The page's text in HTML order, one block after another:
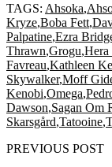
TAGS: Ahsoka,
Kryze,Boba Fett,
Palpatine,Ezra
Thrawn,Grogu,Hera
Favreau,Kathleen
Skywalker,Moff
Kenobi,Omega,
Dawson,Sagan Om
Skarsgård,Tatooine,
PREVIOUS POST